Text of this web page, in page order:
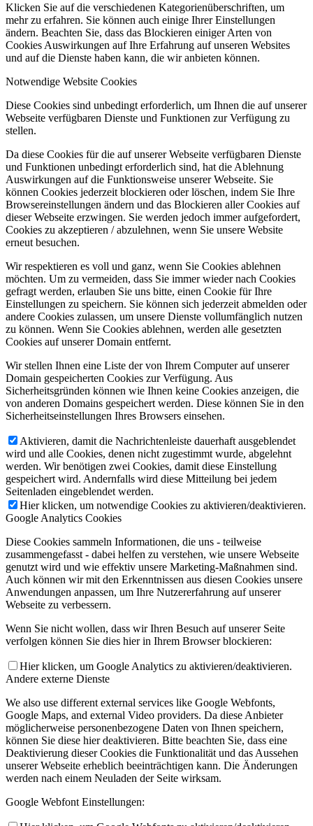
Klicken Sie auf die verschiedenen Kategorienüberschriften, um
mehr zu erfahren. Sie können auch einige Ihrer Einstellungen
ändern. Beachten Sie, dass das Blockieren einiger Arten von
Cookies Auswirkungen auf Ihre Erfahrung auf unseren Websites
und auf die Dienste haben kann, die wir anbieten können.
Notwendige Website Cookies
Diese Cookies sind unbedingt erforderlich, um Ihnen die auf unserer
Webseite verfügbaren Dienste und Funktionen zur Verfügung zu
stellen.
Da diese Cookies für die auf unserer Webseite verfügbaren Dienste
und Funktionen unbedingt erforderlich sind, hat die Ablehnung
Auswirkungen auf die Funktionsweise unserer Webseite. Sie
können Cookies jederzeit blockieren oder löschen, indem Sie Ihre
Browsereinstellungen ändern und das Blockieren aller Cookies auf
dieser Webseite erzwingen. Sie werden jedoch immer aufgefordert,
Cookies zu akzeptieren / abzulehnen, wenn Sie unsere Website
erneut besuchen.
Wir respektieren es voll und ganz, wenn Sie Cookies ablehnen
möchten. Um zu vermeiden, dass Sie immer wieder nach Cookies
gefragt werden, erlauben Sie uns bitte, einen Cookie für Ihre
Einstellungen zu speichern. Sie können sich jederzeit abmelden oder
andere Cookies zulassen, um unsere Dienste vollumfänglich nutzen
zu können. Wenn Sie Cookies ablehnen, werden alle gesetzten
Cookies auf unserer Domain entfernt.
Wir stellen Ihnen eine Liste der von Ihrem Computer auf unserer
Domain gespeicherten Cookies zur Verfügung. Aus
Sicherheitsgründen können wie Ihnen keine Cookies anzeigen, die
von anderen Domains gespeichert werden. Diese können Sie in den
Sicherheitseinstellungen Ihres Browsers einsehen.
Aktivieren, damit die Nachrichtenleiste dauerhaft ausgeblendet
wird und alle Cookies, denen nicht zugestimmt wurde, abgelehnt
werden. Wir benötigen zwei Cookies, damit diese Einstellung
gespeichert wird. Andernfalls wird diese Mitteilung bei jedem
Seitenladen eingeblendet werden.
Hier klicken, um notwendige Cookies zu aktivieren/deaktivieren.
Google Analytics Cookies
Diese Cookies sammeln Informationen, die uns - teilweise
zusammengefasst - dabei helfen zu verstehen, wie unsere Webseite
genutzt wird und wie effektiv unsere Marketing-Maßnahmen sind.
Auch können wir mit den Erkenntnissen aus diesen Cookies unsere
Anwendungen anpassen, um Ihre Nutzererfahrung auf unserer
Webseite zu verbessern.
Wenn Sie nicht wollen, dass wir Ihren Besuch auf unserer Seite
verfolgen können Sie dies hier in Ihrem Browser blockieren:
Hier klicken, um Google Analytics zu aktivieren/deaktivieren.
Andere externe Dienste
We also use different external services like Google Webfonts,
Google Maps, and external Video providers. Da diese Anbieter
möglicherweise personenbezogene Daten von Ihnen speichern,
können Sie diese hier deaktivieren. Bitte beachten Sie, dass eine
Deaktivierung dieser Cookies die Funktionalität und das Aussehen
unserer Webseite erheblich beeinträchtigen kann. Die Änderungen
werden nach einem Neuladen der Seite wirksam.
Google Webfont Einstellungen: